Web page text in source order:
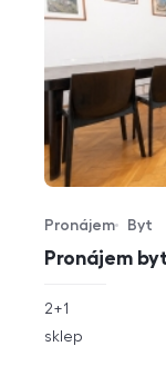
Pronájem
Typ nabídky
Pronájem
Typ nemovitosti
Byt
rozměry
2+1
funkce
sklep